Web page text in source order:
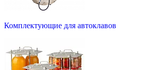
Комплектующие для автоклавов